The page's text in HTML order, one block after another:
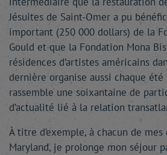
Jésuites de Saint-Omer a pu
important (250 000 dollars) de la
Gould et que la Fondation Mona
résidences d’artistes américains
dernière organise aussi chaque été
rassemble une soixantaine de
d’actualité lié à la relation
À titre d’exemple, à chacun de
Maryland, je prolonge mon séjour